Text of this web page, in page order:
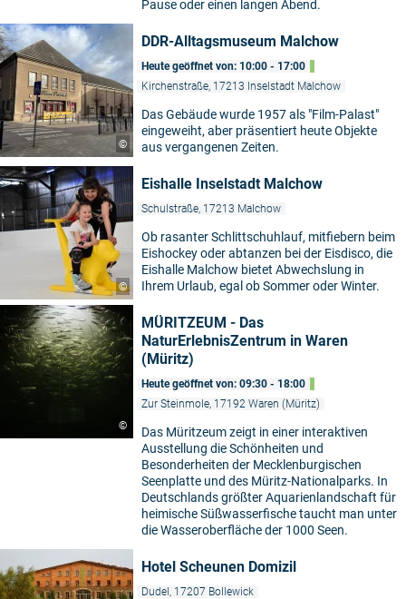
Pause oder einen langen Abend.
©
DDR-Alltagsmuseum Malchow
Heute geöffnet von: 10:00 - 17:00
Kirchenstraße, 17213 Inselstadt Malchow
Das Gebäude wurde 1957 als "Film-Palast"
eingeweiht, aber präsentiert heute Objekte
aus vergangenen Zeiten.
©
Eishalle Inselstadt Malchow
Schulstraße, 17213 Malchow
Ob rasanter Schlittschuhlauf, mitfiebern beim
Eishockey oder abtanzen bei der Eisdisco, die
Eishalle Malchow bietet Abwechslung in
Ihrem Urlaub, egal ob Sommer oder Winter.
©
MÜRITZEUM - Das
NaturErlebnisZentrum in Waren
(Müritz)
Heute geöffnet von: 09:30 - 18:00
Zur Steinmole, 17192 Waren (Müritz)
Das Müritzeum zeigt in einer interaktiven
Ausstellung die Schönheiten und
Besonderheiten der Mecklenburgischen
Seenplatte und des Müritz-Nationalparks. In
Deutschlands größter Aquarienlandschaft für
heimische Süßwasserfische taucht man unter
die Wasseroberfläche der 1000 Seen.
Hotel Scheunen Domizil
Dudel, 17207 Bollewick